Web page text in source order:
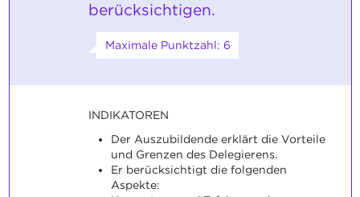
berücksichtigen.
Maximale Punktzahl: 6
INDIKATOREN
Der Auszubildende erklärt die Vorteile
und Grenzen des Delegierens.
Er berücksichtigt die folgenden
Aspekte: